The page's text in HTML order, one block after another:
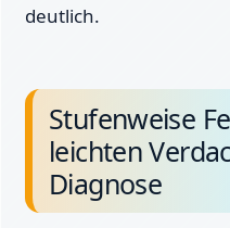
deutlich.
Stufenweise
leichten
Diagnose